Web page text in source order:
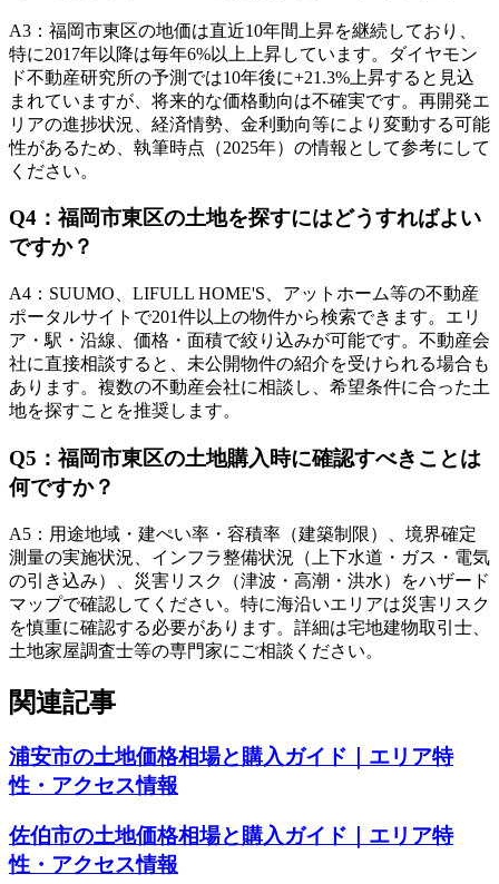
A3 ： 福岡市東区の地価は直近10年間上昇を継続しており、
特に2017年以降は毎年6%以上上昇しています。ダイヤモン
ド不動産研究所の予測では10年後に+21.3%上昇すると見込
まれていますが、将来的な価格動向は不確実です。再開発エ
リアの進捗状況、経済情勢、金利動向等により変動する可能
性があるため、執筆時点（2025年）の情報として参考にして
ください。
Q4 ：福岡市東区の土地を探すにはどうすればよい
ですか？
A4 ： SUUMO、LIFULL HOME'S、アットホーム等の不動産
ポータルサイトで201件以上の物件から検索できます。エリ
ア・駅・沿線、価格・面積で絞り込みが可能です。不動産会
社に直接相談すると、未公開物件の紹介を受けられる場合も
あります。複数の不動産会社に相談し、希望条件に合った土
地を探すことを推奨します。
Q5 ：福岡市東区の土地購入時に確認すべきことは
何ですか？
A5 ： 用途地域・建ぺい率・容積率（建築制限）、境界確定
測量の実施状況、インフラ整備状況（上下水道・ガス・電気
の引き込み）、災害リスク（津波・高潮・洪水）をハザード
マップで確認してください。特に海沿いエリアは災害リスク
を慎重に確認する必要があります。詳細は宅地建物取引士、
土地家屋調査士等の専門家にご相談ください。
関連記事
浦安市の土地価格相場と購入ガイド｜エリア特
性・アクセス情報
佐伯市の土地価格相場と購入ガイド｜エリア特
性・アクセス情報